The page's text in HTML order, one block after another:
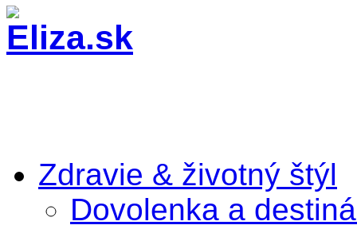
Zdravie & životný štýl
Dovolenka a